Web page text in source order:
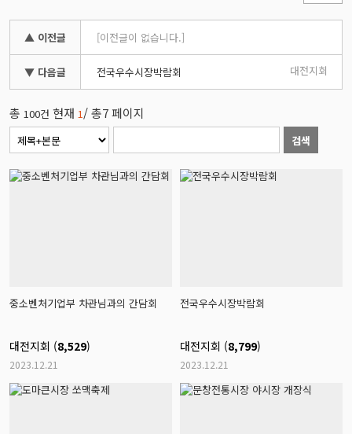
▲ 이전글 [이전글이 없습니다.]
▼ 다음글 전국우수시장박람회 대전지회
총 100건 현재 1/ 총7 페이지
검색
중소벤처기업부 차관님과의 간담회
대전지회 (8,529)
2023.12.21
전국우수시장박람회
대전지회 (8,799)
2023.12.21